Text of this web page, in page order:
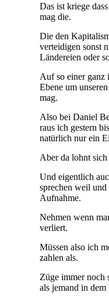
Das ist kriege
mag die.
Die den
verteidigen sonst
Ländereien oder
Auf so einer ganz
Ebene um
mag.
Also bei Daniel
raus ich gestern
natürlich nur ein
Aber da lohnt
Und eigentlich
sprechen weil und
Aufnahme.
Nehmen wenn
verliert.
Müssen also ich
zahlen als.
Züge immer noch
als jemand in dem